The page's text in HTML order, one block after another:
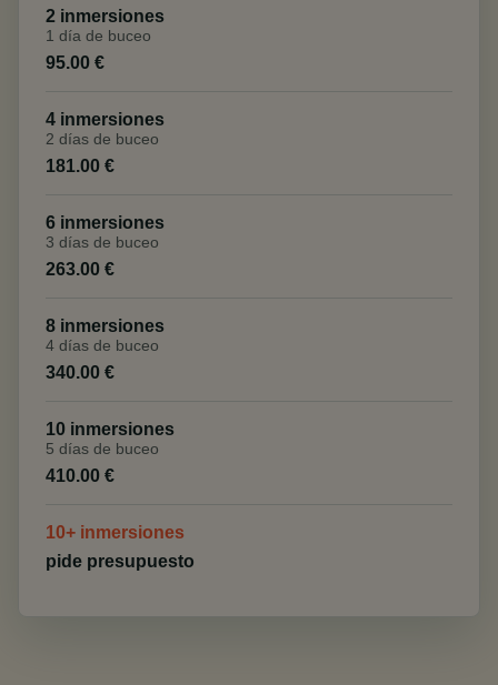
2 inmersiones
1 día de buceo
95.00 €
4 inmersiones
2 días de buceo
181.00 €
6 inmersiones
3 días de buceo
263.00 €
8 inmersiones
4 días de buceo
340.00 €
10 inmersiones
5 días de buceo
410.00 €
10+ inmersiones
pide presupuesto